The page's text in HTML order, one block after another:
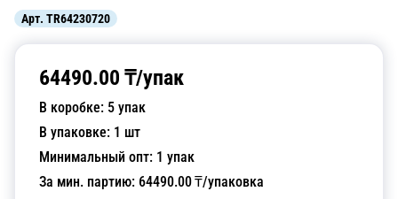
Арт. TR64230720
64490.00 ₸/упак
В коробке: 5 упак
В упаковке: 1 шт
Минимальный опт: 1 упак
За мин. партию: 64490.00₸/упаковка